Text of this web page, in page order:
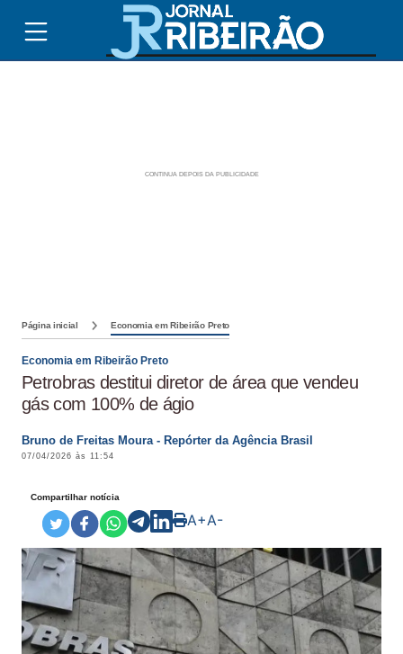
Página inicial Economia em Ribeirão Preto
Economia em Ribeirão Preto
Petrobras destitui diretor de área que vendeu
gás com 100% de ágio
Bruno de Freitas Moura - Repórter da Agência Brasil
07/04/2026 às 11:54
Compartilhar notícia
A+A-